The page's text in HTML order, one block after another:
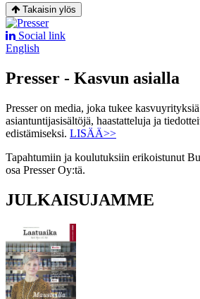
Takaisin ylös
Social link
English
Presser - Kasvun asialla
Presser on media, joka tukee
asiantuntijasisältöjä, haastatteluja ja
edistämiseksi. LISÄÄ>>
Tapahtumiin ja koulutuksiin erikoistunut
osa Presser Oy:tä.
JULKAISUJAMME